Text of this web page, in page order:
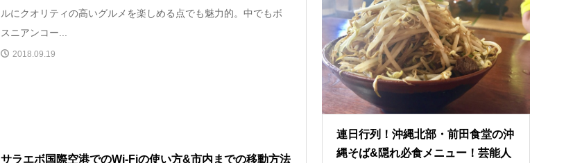
ルにクオリティの高いグルメを楽しめる点でも魅力的。中でもボ
スニアンコー...
2018.09.19
サラエボ国際空港でのWi-Fiの使い方&市内までの移動方法
連日行列！沖縄北部・前田食堂の沖
縄そば&隠れ必食メニュー！芸能人